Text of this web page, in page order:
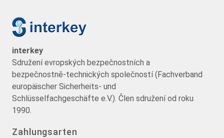
interkey
Sdružení evropských bezpečnostních a
bezpečnostně-technických společností (Fachverband
europäischer Sicherheits- und
Schlüsselfachgeschäfte e.V.). Člen sdružení od roku
1990.
Zahlungsarten